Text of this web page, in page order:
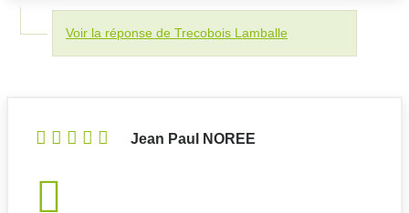
Voir la réponse de Trecobois Lamballe
Jean Paul NOREE